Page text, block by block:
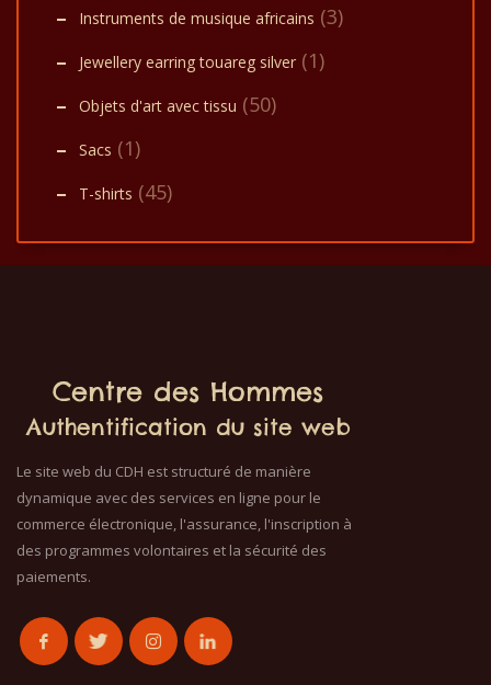
Instruments de musique africains (3)
Jewellery earring touareg silver (1)
Objets d'art avec tissu (50)
Sacs (1)
T-shirts (45)
Centre des Hommes
Authentification du site web
Le site web du CDH est structuré de manière
dynamique avec des services en ligne pour le
commerce électronique, l'assurance, l'inscription à
des programmes volontaires et la sécurité des
paiements.